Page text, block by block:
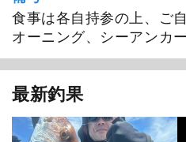
食事は各自持参の上、ご
オーニング、シーアンカー
最新釣果